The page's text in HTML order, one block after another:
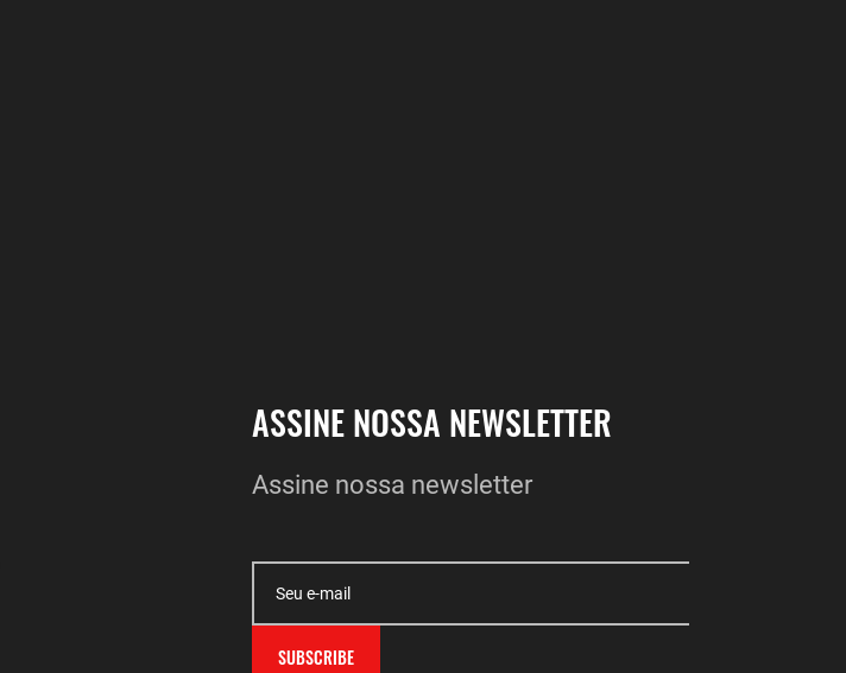
ASSINE NOSSA NEWSLETTER
Assine nossa newsletter